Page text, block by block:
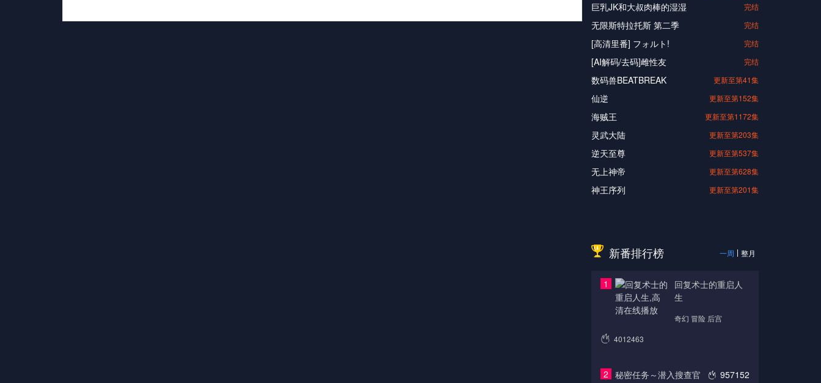
巨乳JK和大叔肉棒的湿湿 完结
无限斯特拉托斯 第二季 完结
[高清里番] フォルト! 完结
[AI解码/去码]雌性友 完结
数码兽BEATBREAK 更新至第41集
仙逆 更新至第152集
海贼王 更新至第1172集
灵武大陆 更新至第203集
逆天至尊 更新至第537集
无上神帝 更新至第628集
神王序列 更新至第201集
新番排行榜 一周 整月
1
回复术士的重启人
生
奇幻 冒险 后宫
4012463
2 957152
秘密任务～潜入搜查官